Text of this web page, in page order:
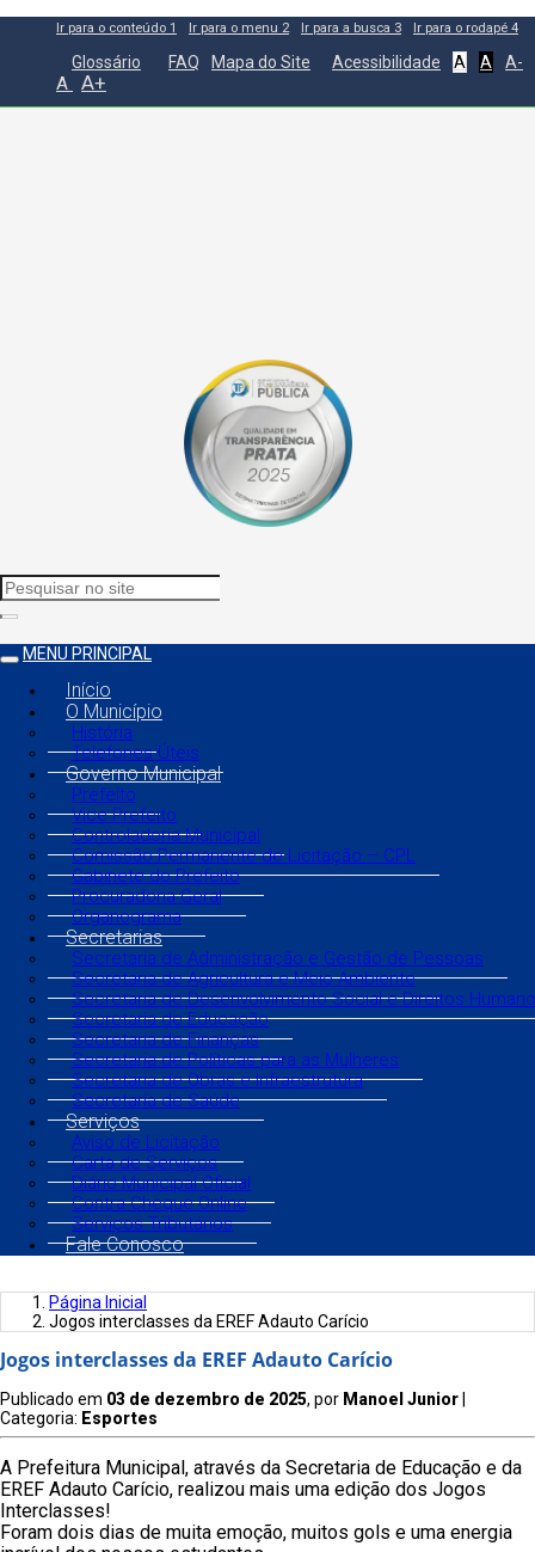
Ir para o conteúdo 1 Ir para o menu 2 Ir para a busca 3 Ir para o rodapé 4
Glossário FAQ Mapa do Site Acessibilidade A A A-
A A+
MENU PRINCIPAL
Início
O Município
História
Telefones Úteis
Governo Municipal
Prefeito
Vice Prefeito
Controladoria Municipal
Comissão Permanente de Licitação – CPL
Gabinete do Prefeito
Procuradoria Geral
Organograma
Secretarias
Secretaria de Administração e Gestão de Pessoas
Secretaria de Agricultura e Meio Ambiente
Secretaria de Desenvolvimento Social e Direitos
Secretaria de Educação
Secretaria de Finanças
Secretaria de Políticas para as Mulheres
Secretaria de Obras e Infraestrutura
Secretaria de Saúde
Serviços
Aviso de Licitação
Carta de Serviços
Diário Municipal Oficial
Contra Cheque Online
Serviços Tributários
Fale Conosco
Página Inicial
Jogos interclasses da EREF Adauto Carício
Jogos interclasses da EREF Adauto Carício
Publicado em 03 de dezembro de 2025, por Manoel Junior
Categoria: Esportes
A Prefeitura Municipal, através da Secretaria de Educação e da
EREF Adauto Carício, realizou mais uma edição dos Jogos
Interclasses!
Foram dois dias de muita emoção, muitos gols e uma energia